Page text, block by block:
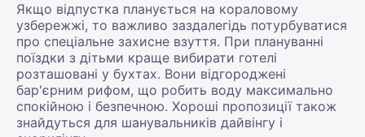
Якщо відпустка планується на кораловому
узбережжі, то важливо заздалегідь потурбуватися
про спеціальне захисне взуття. При плануванні
поїздки з дітьми краще вибирати готелі
розташовані у бухтах. Вони відгороджені
бар'єрним рифом, що робить воду максимально
спокійною і безпечною. Хороші пропозиції також
знайдуться для шанувальників дайвінгу і